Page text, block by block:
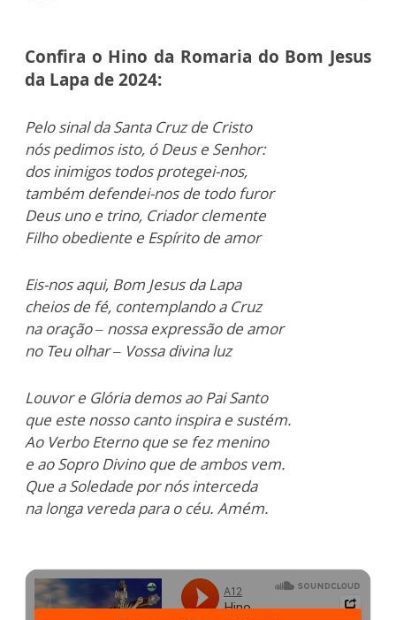
Confira o Hino da Romaria do Bom Jesus
da Lapa de 2024:
Pelo sinal da Santa Cruz de Cristo
nós pedimos isto, ó Deus e Senhor:
dos inimigos todos protegei-nos,
também defendei-nos de todo furor
Deus uno e trino, Criador clemente
Filho obediente e Espírito de amor
Eis-nos aqui, Bom Jesus da Lapa
cheios de fé, contemplando a Cruz
na oração – nossa expressão de amor
no Teu olhar – Vossa divina luz
Louvor e Glória demos ao Pai Santo
que este nosso canto inspira e sustém.
Ao Verbo Eterno que se fez menino
e ao Sopro Divino que de ambos vem.
Que a Soledade por nós interceda
na longa vereda para o céu. Amém.